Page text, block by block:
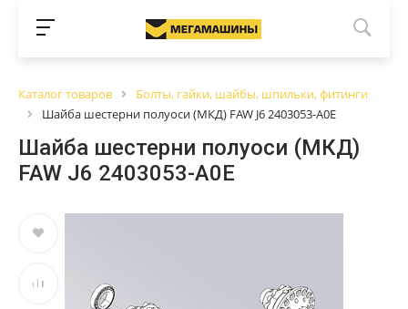
Каталог товаров
Болты, гайки, шайбы, шпильки, фитинги
Шайба шестерни полуоси (МКД) FAW J6 2403053-A0E
Шайба шестерни полуоси (МКД)
FAW J6 2403053-A0E